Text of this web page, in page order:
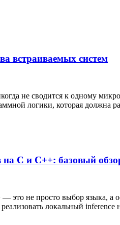
встраиваемых систем
не сводится к одному
логики, которая должна
C и C++: базовый
не просто выбор языка, а
локальный